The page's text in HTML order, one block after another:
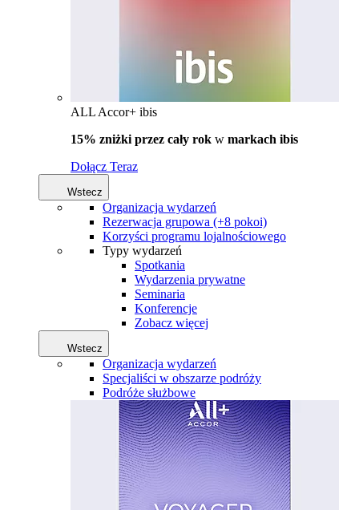
ALL Accor+ ibis
15% zniżki przez cały rok w markach ibis
Dołącz Teraz
Wstecz
Organizacja wydarzeń
Rezerwacja grupowa (+8 pokoi)
Korzyści programu lojalnościowego
Typy wydarzeń
Spotkania
Wydarzenia prywatne
Seminaria
Konferencje
Zobacz więcej
Wstecz
Organizacja wydarzeń
Specjaliści w obszarze podróży
Podróże służbowe